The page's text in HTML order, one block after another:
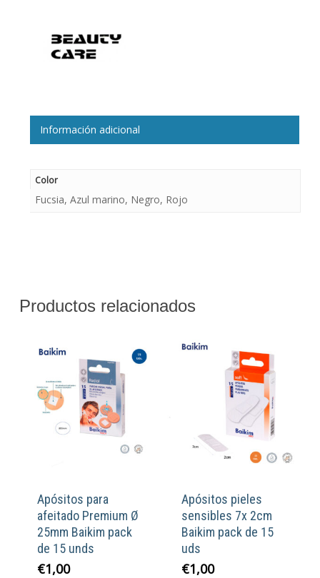
Información adicional
Color
Fucsia, Azul marino, Negro, Rojo
Productos relacionados
Apósitos para
afeitado Premium Ø
25mm Baikim pack
de 15 unds
€1,00
Apósitos pieles
sensibles 7x 2cm
Baikim pack de 15
uds
€1,00